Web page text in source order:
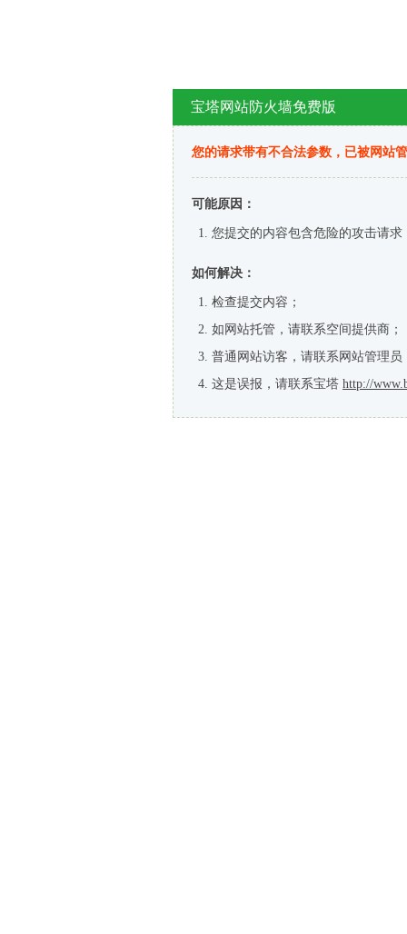
宝塔网站防火墙免费版
您的请求带有不合法参数，已被网站
可能原因：
您提交的内容包含危险的攻击请求
如何解决：
检查提交内容；
如网站托管，请联系空间提供商；
普通网站访客，请联系网站管理员
这是误报，请联系宝塔 http://